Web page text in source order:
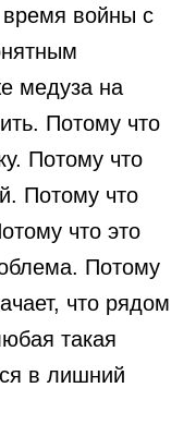
время войны с
медуза на
Потому что
Потому что
Потому что
что это
Потому
что рядом
такая
в лишний